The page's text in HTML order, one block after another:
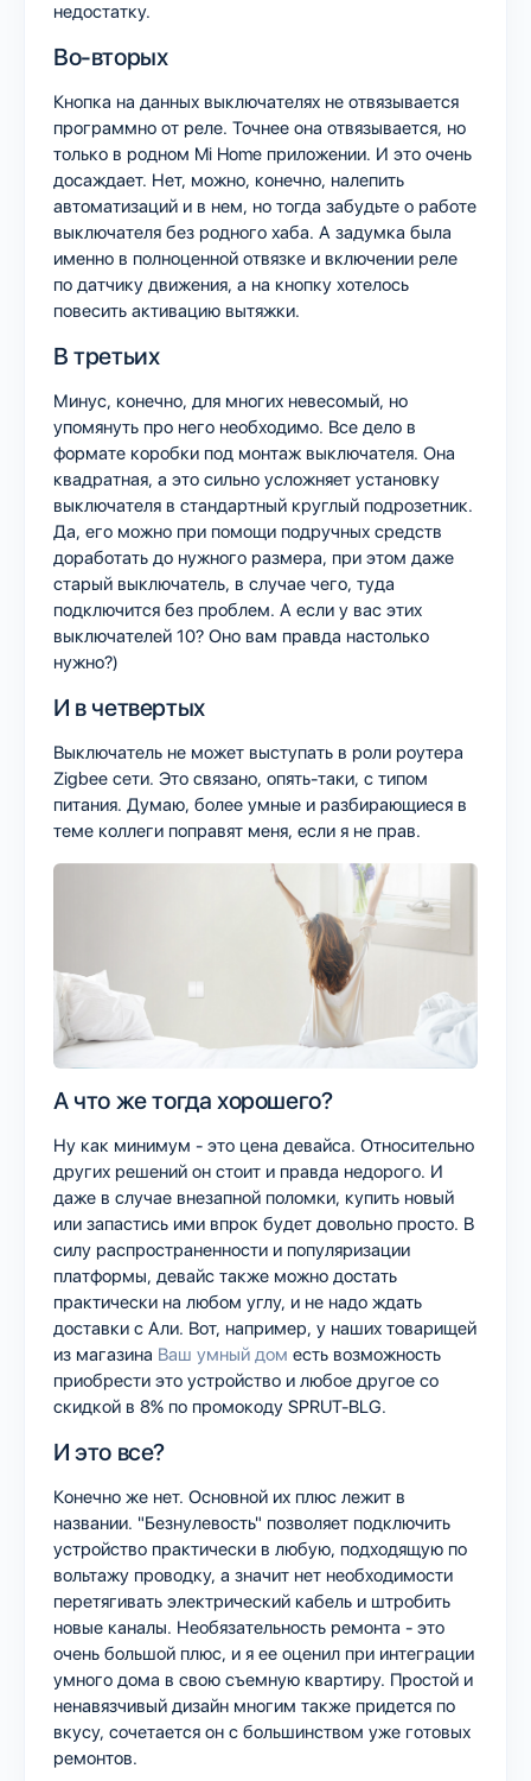
недостатку.
Во-вторых
Кнопка на данных выключателях не отвязывается
программно от реле. Точнее она отвязывается, но
только в родном Mi Home приложении. И это очень
досаждает. Нет, можно, конечно, налепить
автоматизаций и в нем, но тогда забудьте о работе
выключателя без родного хаба. А задумка была
именно в полноценной отвязке и включении реле
по датчику движения, а на кнопку хотелось
повесить активацию вытяжки.
В третьих
Минус, конечно, для многих невесомый, но
упомянуть про него необходимо. Все дело в
формате коробки под монтаж выключателя. Она
квадратная, а это сильно усложняет установку
выключателя в стандартный круглый подрозетник.
Да, его можно при помощи подручных средств
доработать до нужного размера, при этом даже
старый выключатель, в случае чего, туда
подключится без проблем. А если у вас этих
выключателей 10? Оно вам правда настолько
нужно?)
И в четвертых
Выключатель не может выступать в роли роутера
Zigbee сети. Это связано, опять-таки, с типом
питания. Думаю, более умные и разбирающиеся в
теме коллеги поправят меня, если я не прав.
А что же тогда хорошего?
Ну как минимум - это цена девайса. Относительно
других решений он стоит и правда недорого. И
даже в случае внезапной поломки, купить новый
или запастись ими впрок будет довольно просто. В
силу распространенности и популяризации
платформы, девайс также можно достать
практически на любом углу, и не надо ждать
доставки с Али. Вот, например, у наших товарищей
из магазина Ваш умный дом есть возможность
приобрести это устройство и любое другое со
скидкой в 8% по промокоду SPRUT-BLG.
И это все?
Конечно же нет. Основной их плюс лежит в
названии. "Безнулевость" позволяет подключить
устройство практически в любую, подходящую по
вольтажу проводку, а значит нет необходимости
перетягивать электрический кабель и штробить
новые каналы. Необязательность ремонта - это
очень большой плюс, и я ее оценил при интеграции
умного дома в свою съемную квартиру. Простой и
ненавязчивый дизайн многим также придется по
вкусу, сочетается он с большинством уже готовых
ремонтов.